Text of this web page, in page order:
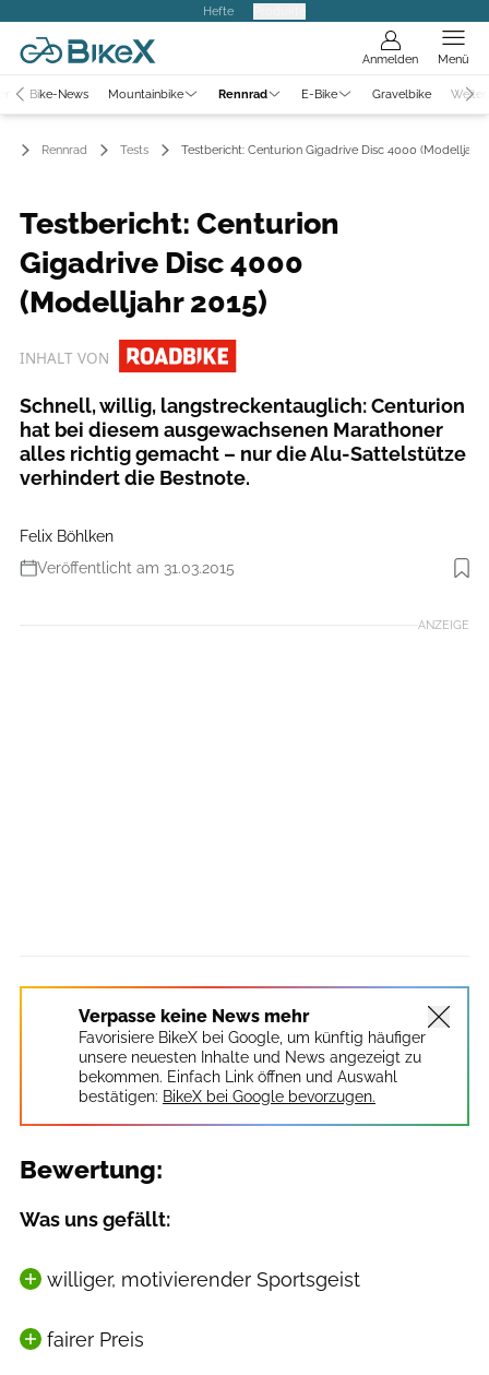
Hefte
Anmelden Menü
Bike-News Mountainbike Rennrad E-Bike Gravelbike
Rennrad Tests Testbericht: Centurion Gigadrive Disc 4000 (Modelljahr
Testbericht: Centurion
Gigadrive Disc 4000
(Modelljahr 2015)
INHALT VON
Schnell, willig, langstreckentauglich: Centurion
hat bei diesem ausgewachsenen Marathoner
alles richtig gemacht – nur die Alu-Sattelstütze
verhindert die Bestnote.
Felix Böhlken
Veröffentlicht am 31.03.2015
Foto: Benjamin Hahn
ANZEIGE
Verpasse keine News mehr
Favorisiere BikeX bei Google, um künftig häufiger
unsere neuesten Inhalte und News angezeigt zu
bekommen. Einfach Link öffnen und Auswahl
bestätigen: BikeX bei Google bevorzugen.
Bewertung:
Was uns gefällt:
williger, motivierender Sportsgeist
fairer Preis